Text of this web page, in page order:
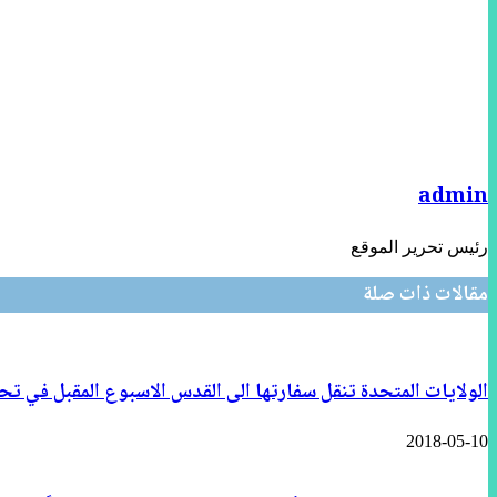
admin
رئيس تحرير الموقع
مقالات ذات صلة
الولايات المتحدة تنقل سفارتها الى القدس الاسبوع المقبل في
2018-05-10